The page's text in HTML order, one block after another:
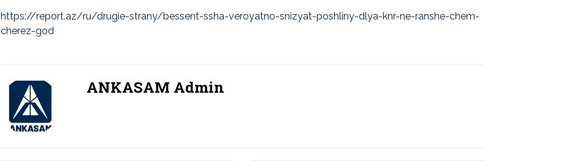
https://report.az/ru/drugie-strany/bessent-ssha-veroyatno-snizyat-poshliny-dlya-knr-ne-ranshe-chem-
cherez-god
ANKASAM Admin